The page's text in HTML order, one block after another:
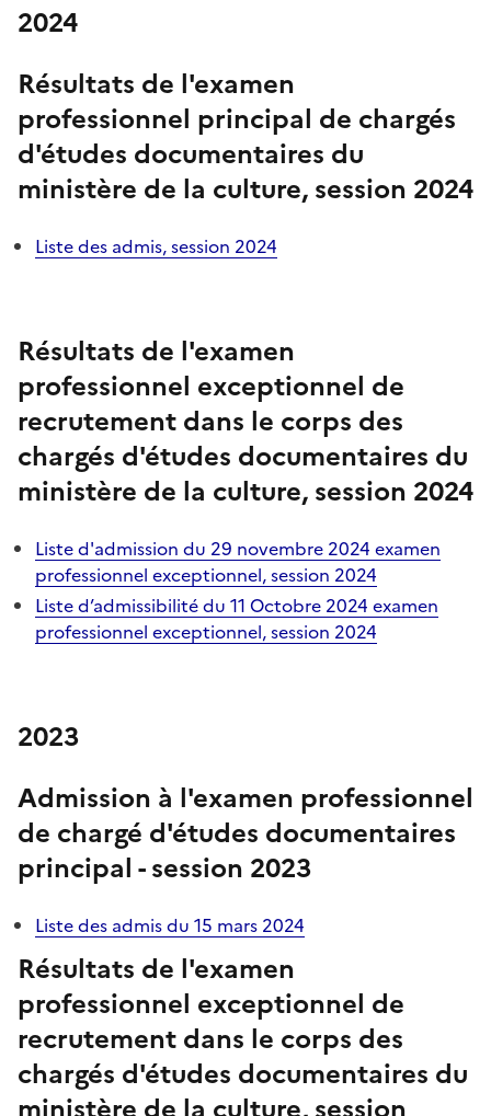
2024
Résultats de l'examen
professionnel principal de chargés
d'études documentaires du
ministère de la culture, session 2024
Liste des admis, session 2024
Résultats de l'examen
professionnel exceptionnel de
recrutement dans le corps des
chargés d'études documentaires du
ministère de la culture, session 2024
Liste d'admission du 29 novembre 2024 examen
professionnel exceptionnel, session 2024
Liste d’admissibilité du 11 Octobre 2024 examen
professionnel exceptionnel, session 2024
2023
Admission à l'examen professionnel
de chargé d'études documentaires
principal - session 2023
Liste des admis du 15 mars 2024
Résultats de l'examen
professionnel exceptionnel de
recrutement dans le corps des
chargés d'études documentaires du